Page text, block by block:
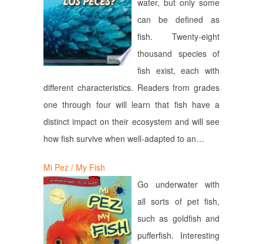
water, but only some
can be defined as
fish. Twenty-eight
thousand species of
fish exist, each with
different characteristics. Readers from grades
one through four will learn that fish have a
distinct impact on their ecosystem and will see
how fish survive when well-adapted to an…
Mi Pez / My Fish
Go underwater with
all sorts of pet fish,
such as goldfish and
pufferfish. Interesting